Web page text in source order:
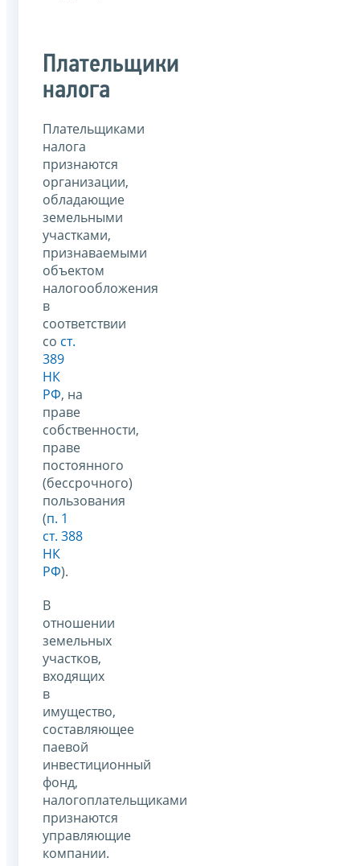
Плательщики
налога
Плательщиками
налога
признаются
организации,
обладающие
земельными
участками,
признаваемыми
объектом
налогообложения
в
соответствии
со ст.
389
НК
РФ, на
праве
собственности,
праве
постоянного
(бессрочного)
пользования
(п. 1
ст. 388
НК
РФ).
В
отношении
земельных
участков,
входящих
в
имущество,
составляющее
паевой
инвестиционный
фонд,
налогоплательщиками
признаются
управляющие
компании.